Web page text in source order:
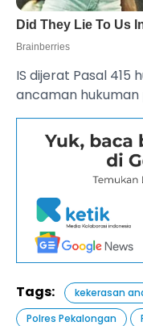
‎IS dijerat Pasal 415
ancaman
Tags: kekerasan
Polres Pekalongan